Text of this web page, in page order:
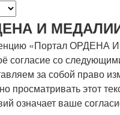
И
«Портал
согласие со
за собой право
просматривать этот
означает ваше